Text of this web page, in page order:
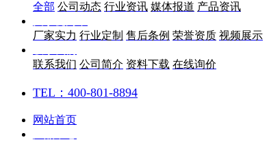
全部 公司动态 行业资讯 媒体报道 产品资讯
厂家实力 行业定制 售后条例 荣誉资质 视频展示
联系我们 公司简介 资料下载 在线询价
TEL：400-801-8894
网站首页